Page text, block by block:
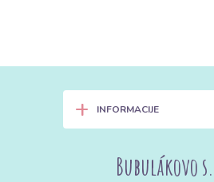
+ INFORMACIJE
Bubulákovo